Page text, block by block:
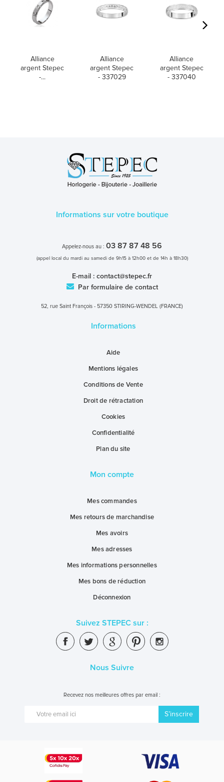
Alliance
argent Stepec
-...
Alliance
argent Stepec
- 337029
Alliance
argent Stepec
- 337040
Informations sur votre boutique
Appelez-nous au : 03 87 87 48 56
(appel local du mardi au samedi de 9h15 à 12h00 et de 14h à 18h30)
E-mail : contact@stepec.fr
Par formulaire de contact
52, rue Saint François - 57350 STIRING-WENDEL (FRANCE)
Informations
Aide
Mentions légales
Conditions de Vente
Droit de rétractation
Cookies
Confidentialité
Plan du site
Mon compte
Mes commandes
Mes retours de marchandise
Mes avoirs
Mes adresses
Mes informations personnelles
Mes bons de réduction
Déconnexion
Suivez STEPEC sur :
Nous Suivre
Recevez nos meilleures offres par email :
S’inscrire